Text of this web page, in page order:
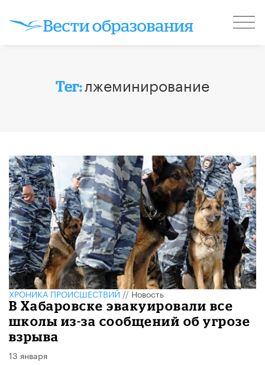
Тег:лжеминирование
ХРОНИКА ПРОИСШЕСТВИЙ//Новость
В Хабаровске эвакуировали все
школы из-за сообщений об угрозе
взрыва
13 января